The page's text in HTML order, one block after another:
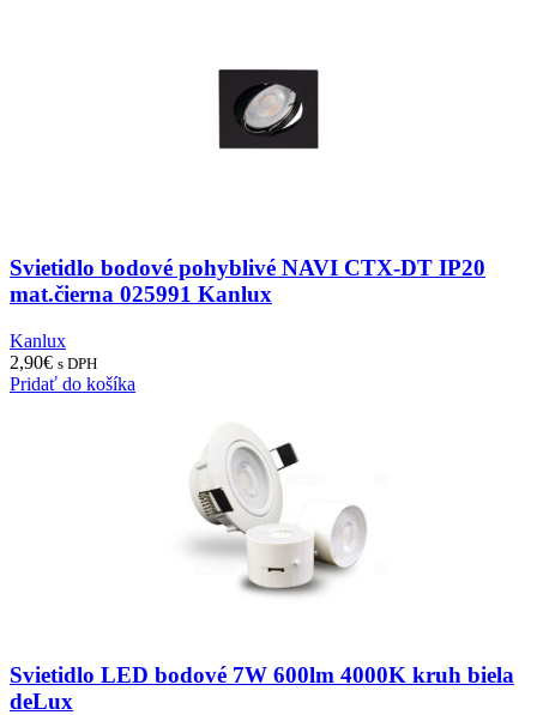
Svietidlo bodové pohyblivé NAVI CTX-DT IP20
mat.čierna 025991 Kanlux
Kanlux
2,90€ s DPH
Pridať do košíka
Svietidlo LED bodové 7W 600lm 4000K kruh biela
deLux